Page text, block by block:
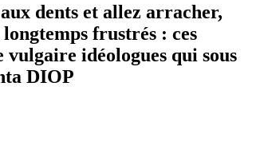
dents et allez arracher,
frustrés : ces
idéologues qui sous
DIOP